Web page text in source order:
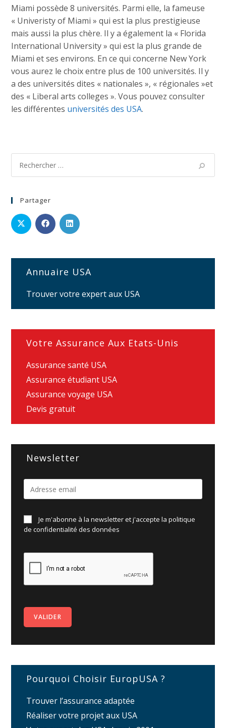
Miami possède 8 universités. Parmi elle, la fameuse
« Univeristy of Miami » qui est la plus prestigieuse
mais aussi la plus chère. Il y a également la « Florida
International University » qui est la plus grande de
Miami et ses environs. En ce qui concerne New York
vous aurez le choix entre plus de 100 universités. Il y
a des universités dites « nationales », « régionales »et
des « Liberal arts colleges ». Vous pouvez consulter
les différentes universités des USA.
Partager
Annuaire USA
Trouver votre expert aux USA
Votre Assurance Aux Etats-Unis
Assurance santé USA
Assurance étudiant USA
Assurance voyage USA
Devis gratuit
Newsletter
Je m'abonne à la newsletter et j'accepte la politique
deconfidentialité des données
Pourquoi Choisir EuropUSA ?
Trouver l’assurance adaptée
Réaliser votre projet aux USA